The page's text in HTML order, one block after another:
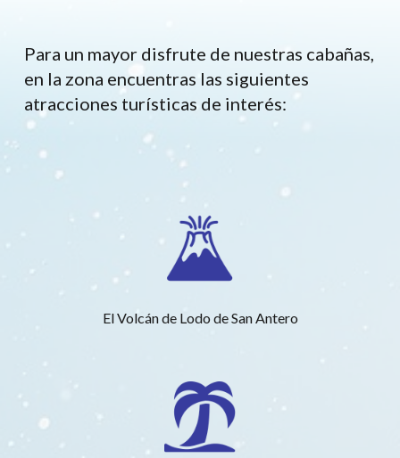
Para un mayor disfrute de nuestras cabañas,
en la zona encuentras las siguientes
atracciones turísticas de interés:
El Volcán de Lodo de San Antero